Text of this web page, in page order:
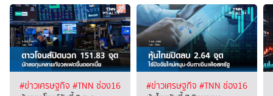
#ข่าวเศรษฐกิจ #TNN ช่อง16 #ข่าวเศรษฐกิจ #TNN ช่อง16